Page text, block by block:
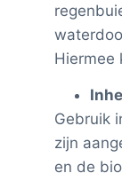
Hiermee
Gebruik
zijn
en de